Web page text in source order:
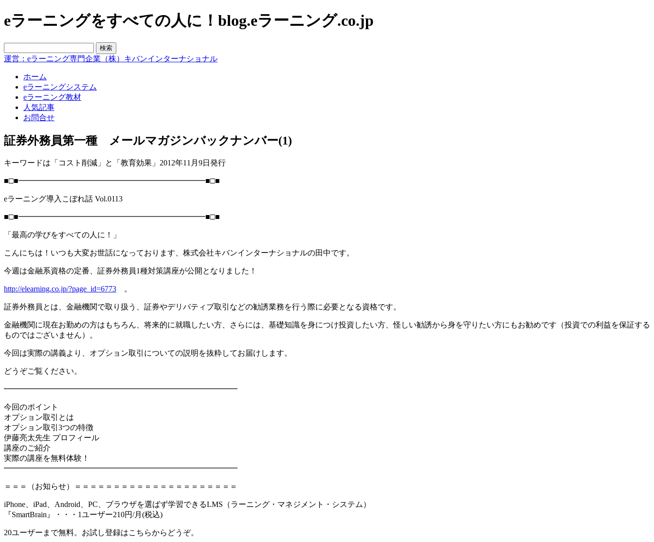
eラーニングをすべての人に！blog.eラーニング.co.jp
運営：eラーニング専門企業（株）キバンインターナショナル
ホーム
eラーニングシステム
eラーニング教材
人気記事
お問合せ
証券外務員第一種 メールマガジンバックナンバー(1)
キーワードは「コスト削減」と「教育効果」2012年11月9日発行
■□■━━━━━━━━━━━━━━━━━━━━━━━━■□■
eラーニング導入こぼれ話 Vol.0113
■□■━━━━━━━━━━━━━━━━━━━━━━━━■□■
「最高の学びをすべての人に！」
こんにちは！いつも大変お世話になっております、株式会社キバンインターナショナルの田中です。
今週は金融系資格の定番、証券外務員1種対策講座が公開となりました！
http://elearning.co.jp/?page_id=6773 。
証券外務員とは、金融機関で取り扱う、証券やデリバティブ取引などの勧誘業務を行う際に必要となる資格です。
金融機関に現在お勤めの方はもちろん、将来的に就職したい方、さらには、基礎知識を身につけ投資したい方、怪しい勧誘から身を守りたい方にもお勧めです（投資での利益を保証する
ものではございません）。
今回は実際の講義より、オプション取引についての説明を抜粋してお届けします。
どうぞご覧ください。
━━━━━━━━━━━━━━━━━━━━━━━━━━━━━━
今回のポイント
オプション取引とは
オプション取引3つの特徴
伊藤亮太先生 プロフィール
講座のご紹介
実際の講座を無料体験！
━━━━━━━━━━━━━━━━━━━━━━━━━━━━━━
＝＝＝（お知らせ）＝＝＝＝＝＝＝＝＝＝＝＝＝＝＝＝＝＝＝＝＝
iPhone、iPad、Android、PC、ブラウザを選ばず学習できるLMS（ラーニング・マネジメント・システム）
『SmartBrain』・・・1ユーザー210円/月(税込)
20ユーザーまで無料。お試し登録はこちらからどうぞ。